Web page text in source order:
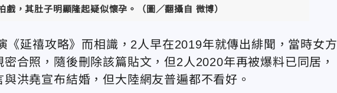
戲，其肚子明顯隆起疑似懷孕。（圖／翻攝自 微博）
《延禧攻略》而相識，2人早在2019年就傳出緋聞，當時女方
合照，隨後刪除該篇貼文，但2人2020年再被爆料已同居，
洪堯宣布結婚，但大陸網友普遍都不看好。